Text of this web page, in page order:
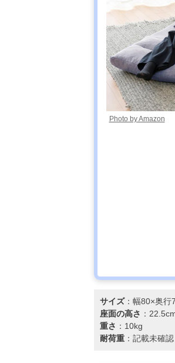
Photo by Amazon
サイズ：幅80×奥行
座面の高さ ：
重さ ：10kg
耐荷重：記載未確認